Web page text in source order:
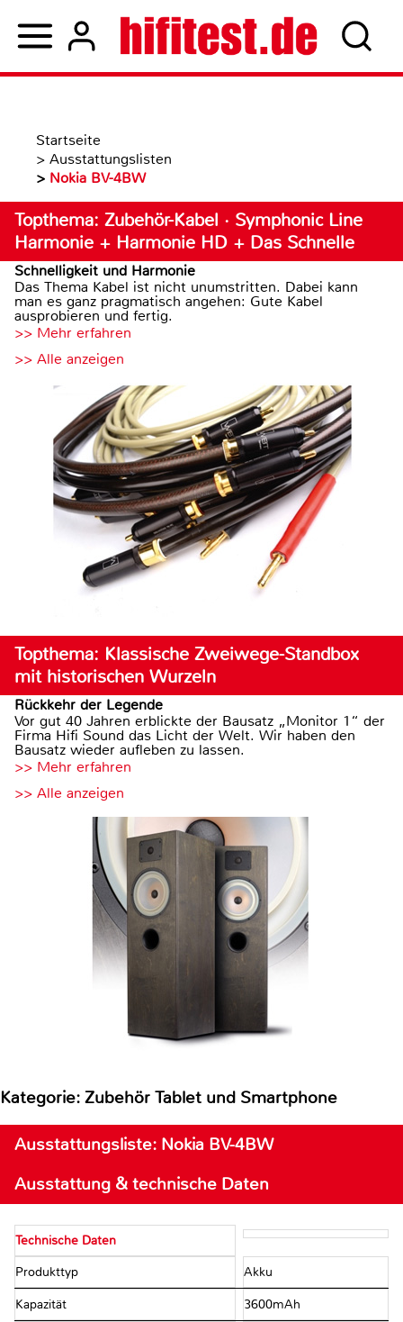
Startseite
> Ausstattungslisten
> Nokia BV-4BW
Topthema: Zubehör-Kabel · Symphonic Line
Harmonie + Harmonie HD + Das Schnelle
Schnelligkeit und Harmonie
Das Thema Kabel ist nicht unumstritten. Dabei kann
man es ganz pragmatisch angehen: Gute Kabel
ausprobieren und fertig.
>> Mehr erfahren
>> Alle anzeigen
Topthema: Klassische Zweiwege-Standbox
mit historischen Wurzeln
Rückkehr der Legende
Vor gut 40 Jahren erblickte der Bausatz „Monitor 1“ der
Firma Hifi Sound das Licht der Welt. Wir haben den
Bausatz wieder aufleben zu lassen.
>> Mehr erfahren
>> Alle anzeigen
Kategorie: Zubehör Tablet und Smartphone
Ausstattungsliste: Nokia BV-4BW
Ausstattung & technische Daten
Technische Daten
Produkttyp Akku
Kapazität 3600mAh